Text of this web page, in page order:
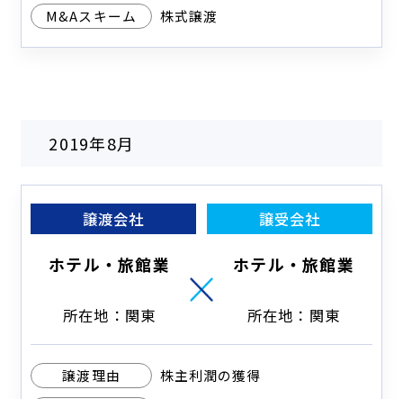
M&Aスキーム
株式譲渡
2019年8月
譲渡会社
ホテル・旅館業
所在地：関東
譲受会社
ホテル・旅館業
所在地：関東
譲渡理由
株主利潤の獲得